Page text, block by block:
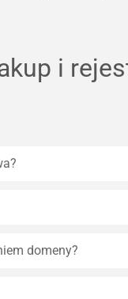
i
domeny?